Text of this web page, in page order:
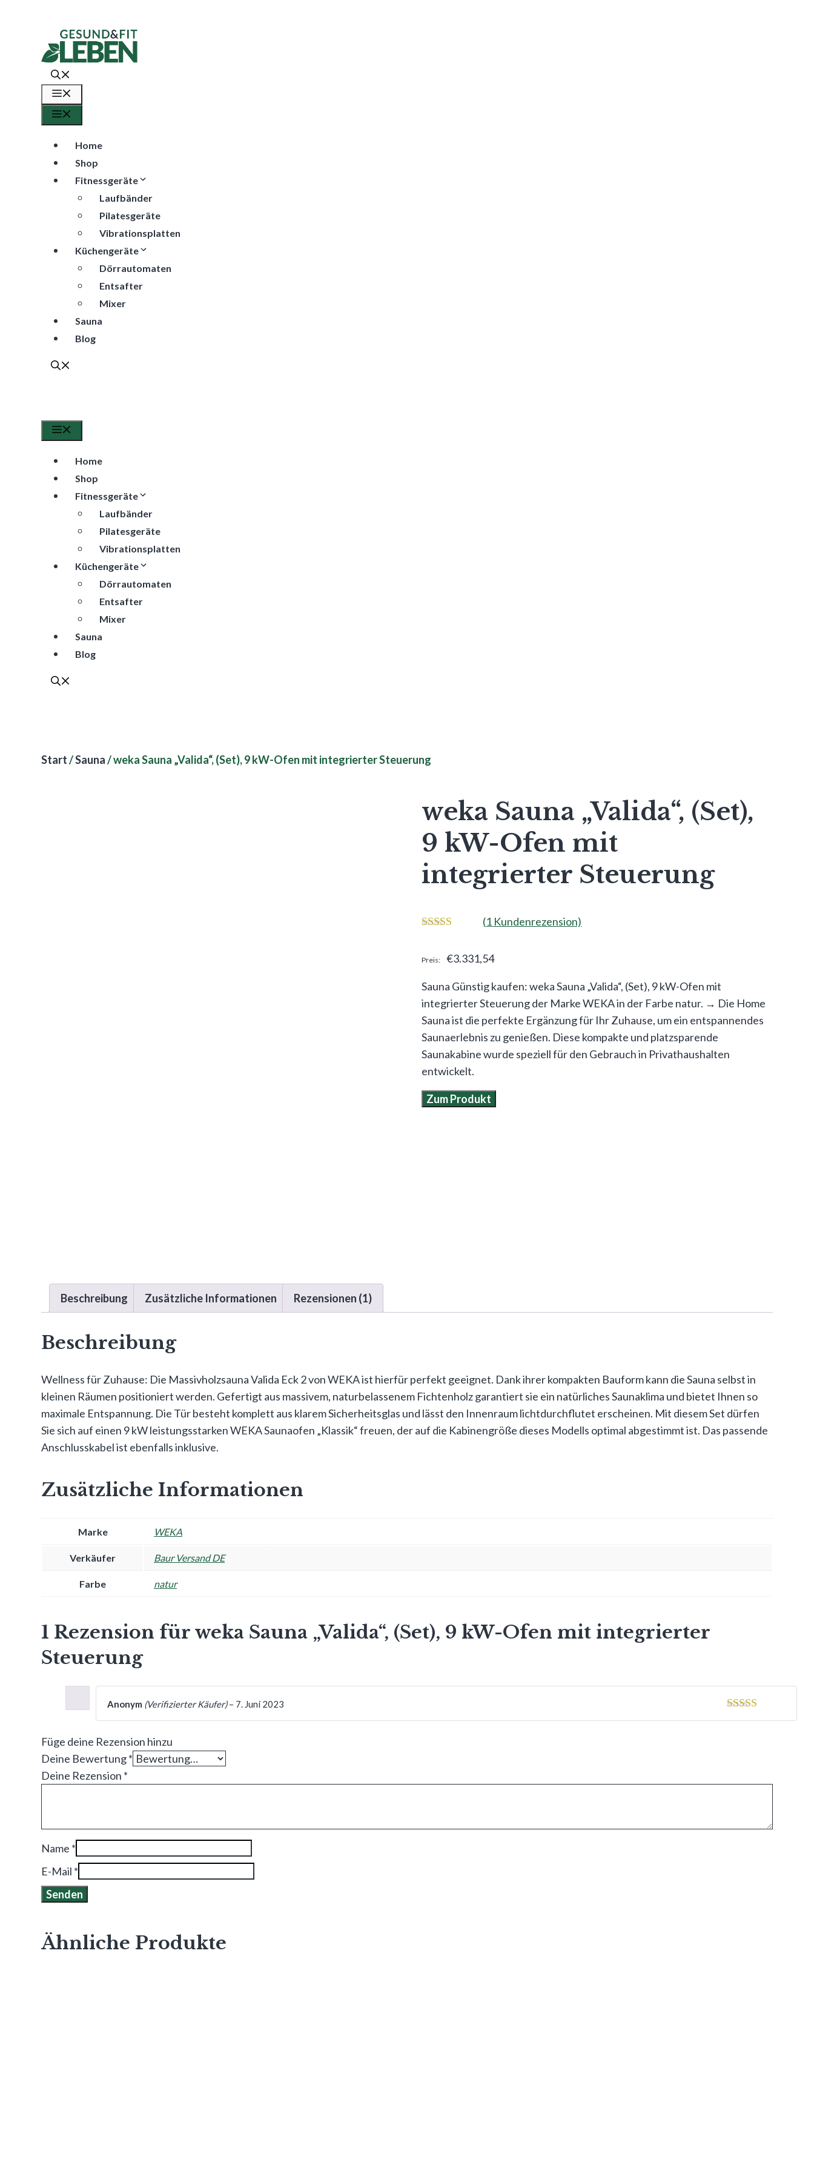
Inhalt
springen
Home
Shop
Fitnessgeräte
Laufbänder
Pilatesgeräte
Vibrationsplatten
Küchengeräte
Dörrautomaten
Entsafter
Mixer
Sauna
Blog
Home
Shop
Fitnessgeräte
Laufbänder
Pilatesgeräte
Vibrationsplatten
Küchengeräte
Dörrautomaten
Entsafter
Mixer
Sauna
Blog
Start/Sauna/ weka Sauna „Valida“, (Set), 9 kW-Ofen mit integrierter Steuerung
weka Sauna „Valida“, (Set),
9 kW-Ofen mit
integrierter Steuerung
(1 Kundenrezension)
€3.331,54
Sauna Günstig kaufen: weka Sauna „Valida“, (Set), 9 kW-Ofen mit
integrierter Steuerung der Marke WEKA in der Farbe natur. → Die Home
Sauna ist die perfekte Ergänzung für Ihr Zuhause, um ein entspannendes
Saunaerlebnis zu genießen. Diese kompakte und platzsparende
Saunakabine wurde speziell für den Gebrauch in Privathaushalten
entwickelt.
Zum Produkt
Beschreibung Zusätzliche Informationen Rezensionen (1)
Beschreibung
Wellness für Zuhause: Die Massivholzsauna Valida Eck 2 von WEKA ist hierfür perfekt geeignet. Dank ihrer kompakten Bauform kann die Sauna selbst in
kleinen Räumen positioniert werden. Gefertigt aus massivem, naturbelassenem Fichtenholz garantiert sie ein natürliches Saunaklima und bietet Ihnen so
maximale Entspannung. Die Tür besteht komplett aus klarem Sicherheitsglas und lässt den Innenraum lichtdurchflutet erscheinen. Mit diesem Set dürfen
Sie sich auf einen 9 kW leistungsstarken WEKA Saunaofen „Klassik“ freuen, der auf die Kabinengröße dieses Modells optimal abgestimmt ist. Das passende
Anschlusskabel ist ebenfalls inklusive.
Zusätzliche Informationen
Marke WEKA
Verkäufer Baur Versand DE
Farbe natur
1 Rezension für weka Sauna „Valida“, (Set), 9 kW-Ofen mit integrierter
Steuerung
3von 5
Anonym (Verifizierter Käufer) – 7. Juni 2023
Füge deine Rezension hinzu
Deine Bewertung*
Deine Rezension *
Name *
E-Mail *
Ähnliche Produkte